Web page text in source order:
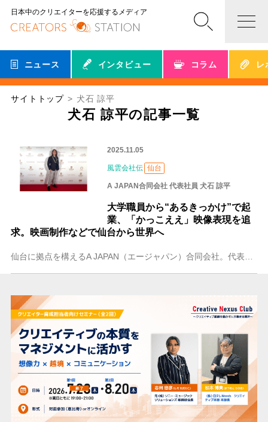
日本中のクリエイターを応援するメディア
ニュース インタビュー コラム レ
サイトトップ 犬石 諒平
犬石 諒平の記事一覧
2025.11.05
風雲会社伝 仙台
A JAPAN合同会社 代表社員 犬石 諒平
大学職員から“あるきっかけ”で起
業、「かっこええ」映像表現を追
求。映画制作などで仙台から世界へ